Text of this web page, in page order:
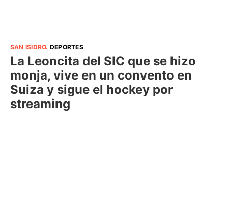
SAN ISIDRO. DEPORTES
La Leoncita del SIC que se hizo
monja, vive en un convento en
Suiza y sigue el hockey por
streaming